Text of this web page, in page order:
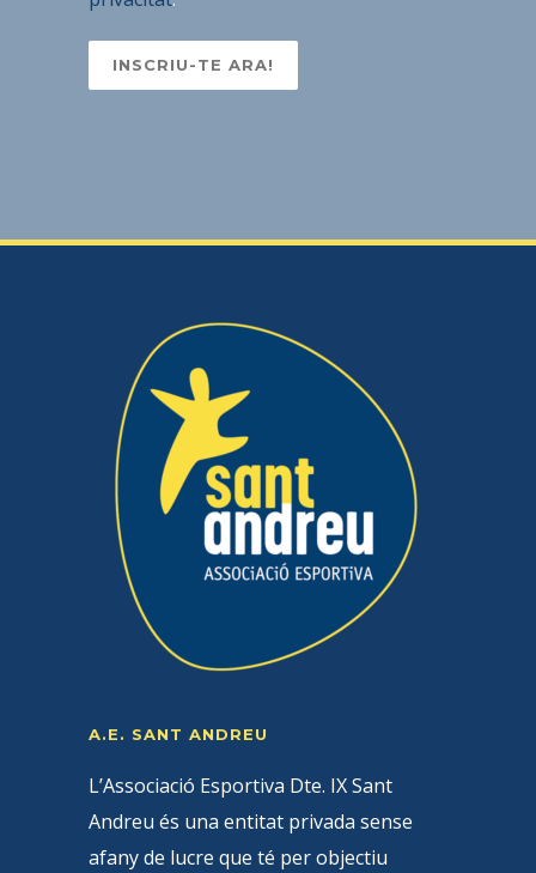
A.E. SANT ANDREU
L’Associació Esportiva Dte. IX Sant
Andreu és una entitat privada sense
afany de lucre que té per objectiu